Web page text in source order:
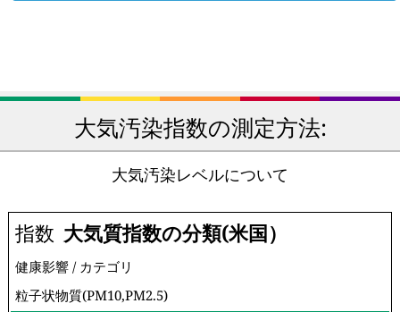
大気汚染指数の測定方法:
大気汚染レベルについて
指数 大気質指数の分類(米国）
健康影響 / カテゴリ
粒子状物質(PM10,PM2.5)